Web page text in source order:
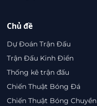
Chủ đề
Dự Đoán Trận Đấu
Trận Đấu Kinh Điển
Thống kê trận đấu
Chiến Thuật Bóng Đá
Chiến Thuật Bóng Chuyền